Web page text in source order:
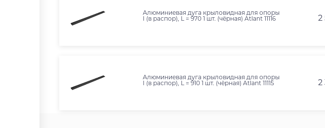
Алюминиевая дуга крыловидная для опоры
I (в распор), L = 970 1 шт. (чёрная) Atlant 11116
2
Алюминиевая дуга крыловидная для опоры
I (в распор), L = 910 1 шт. (чёрная) Atlant 11115
2